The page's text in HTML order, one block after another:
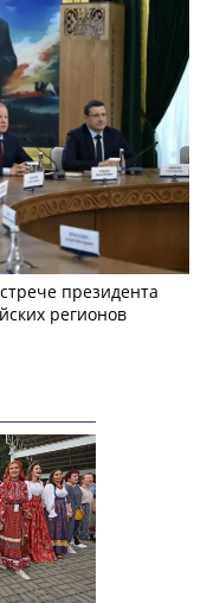
президента
регионов